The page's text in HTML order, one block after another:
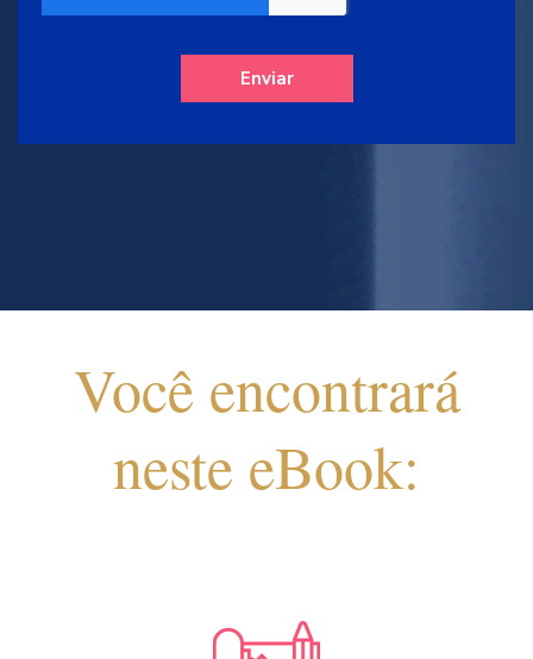
Você encontrará
neste eBook: